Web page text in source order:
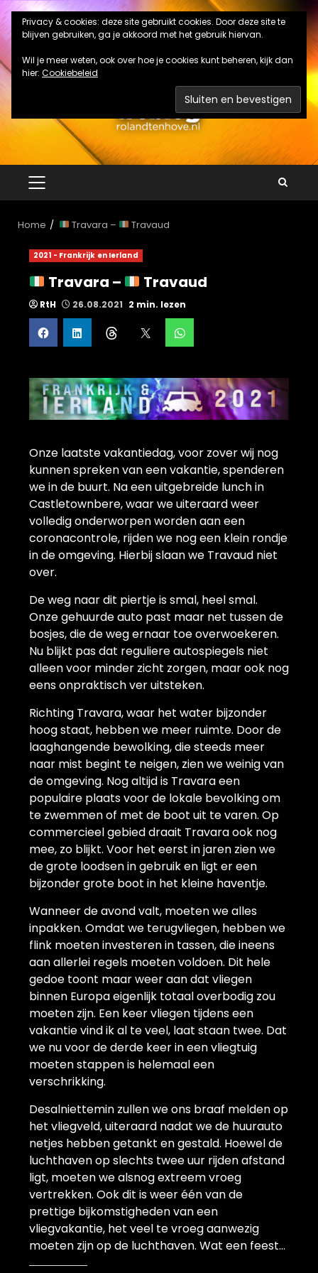
Ga
naar
de
inhoud
PRIMAIR
MENU
Home Travara – Travaud
2021 - Frankrijk en Ierland
Travara – Travaud
RtH 26.08.2021 2 min. lezen
Onze laatste vakantiedag, voor zover wij nog
kunnen spreken van een vakantie, spenderen
we in de buurt. Na een uitgebreide lunch in
Castletownbere, waar we uiteraard weer
volledig onderworpen worden aan een
coronacontrole, rijden we nog een klein rondje
in de omgeving. Hierbij slaan we Travaud niet
over.
De weg naar dit piertje is smal, heel smal.
Onze gehuurde auto past maar net tussen de
bosjes, die de weg ernaar toe overwoekeren.
Nu blijkt pas dat reguliere autospiegels niet
alleen voor minder zicht zorgen, maar ook nog
eens onpraktisch ver uitsteken.
Richting Travara, waar het water bijzonder
hoog staat, hebben we meer ruimte. Door de
laaghangende bewolking, die steeds meer
naar mist begint te neigen, zien we weinig van
de omgeving. Nog altijd is Travara een
populaire plaats voor de lokale bevolking om
te zwemmen of met de boot uit te varen. Op
commercieel gebied draait Travara ook nog
mee, zo blijkt. Voor het eerst in jaren zien we
de grote loodsen in gebruik en ligt er een
bijzonder grote boot in het kleine haventje.
Wanneer de avond valt, moeten we alles
inpakken. Omdat we terugvliegen, hebben we
flink moeten investeren in tassen, die ineens
aan allerlei regels moeten voldoen. Dit hele
gedoe toont maar weer aan dat vliegen
binnen Europa eigenlijk totaal overbodig zou
moeten zijn. Een keer vliegen tijdens een
vakantie vind ik al te veel, laat staan twee. Dat
we nu voor de derde keer in een vliegtuig
moeten stappen is helemaal een
verschrikking.
Desalniettemin zullen we ons braaf melden op
het vliegveld, uiteraard nadat we de huurauto
netjes hebben getankt en gestald. Hoewel de
luchthaven op slechts twee uur rijden afstand
ligt, moeten we alsnog extreem vroeg
vertrekken. Ook dit is weer één van de
prettige bijkomstigheden van een
vliegvakantie, het veel te vroeg aanwezig
moeten zijn op de luchthaven. Wat een feest…
Privacy & cookies: deze site gebruikt cookies. Door deze site te
blijven gebruiken, ga je akkoord met het gebruik hiervan.
Wil je meer weten, ook over hoe je cookies kunt beheren, kijk dan
hier: Cookiebeleid